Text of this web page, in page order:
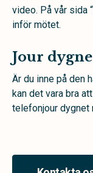
video. På vår sida “
inför mötet.
Jour
Är du inne på den
kan det vara bra
telefonjour dygnet